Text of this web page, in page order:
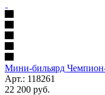
Мини-бильярд
Арт.: 118261
22 200 руб.